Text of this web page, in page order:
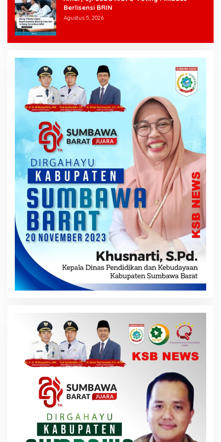
Berlisensi BRIN
Agustus 5, 2026